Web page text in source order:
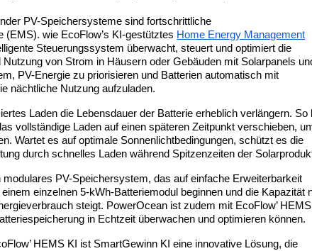
PV-Speichersysteme sind fortschrittliche
(EMS). wie EcoFlow’s KI-gestütztes Home Energy Management
Steuerungssystem überwacht, steuert und optimiert die
von Strom in Häusern oder Gebäuden mit Solarpanels
PV-Energie zu priorisieren und Batterien automatisch mit
nächtliche Nutzung aufzuladen.
Laden die Lebensdauer der Batterie erheblich verlängern. So
vollständige Laden auf einen späteren Zeitpunkt verschieben,
Wartet es auf optimale Sonnenlichtbedingungen, schützt es die
durch schnelles Laden während Spitzenzeiten der
modulares PV-Speichersystem, das auf einfache Erweiterbarkeit
einzelnen 5-kWh-Batteriemodul beginnen und die Kapazität
steigt. PowerOcean ist zudem mit EcoFlow’ HEMS
in Echtzeit überwachen und optimieren können.
HEMS KI ist SmartGewinn KI eine innovative Lösung, die